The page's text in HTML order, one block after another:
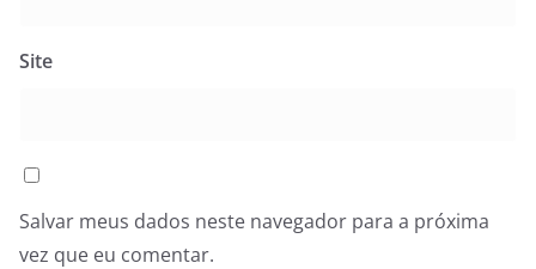
Site
Salvar meus dados neste navegador para a próxima
vez que eu comentar.